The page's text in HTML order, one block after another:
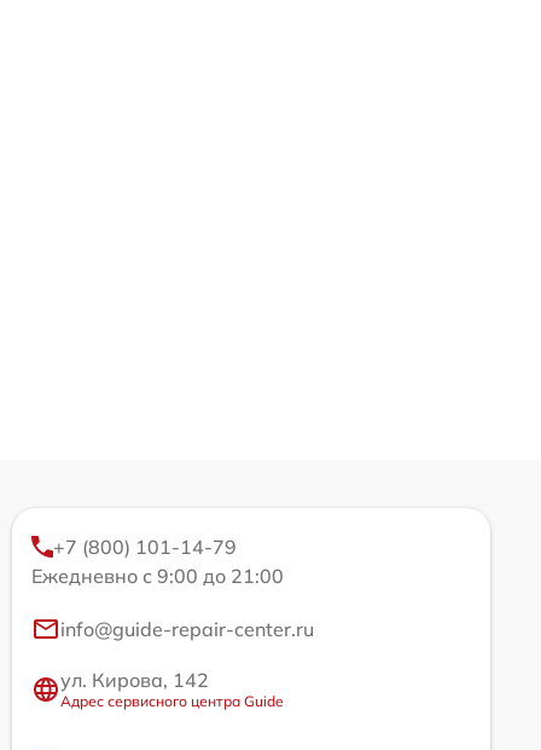
+7 (800) 101-14-79
Ежедневно с 9:00 до 21:00
info@guide-repair-center.ru
ул. Кирова, 142
Адрес сервисного центра Guide